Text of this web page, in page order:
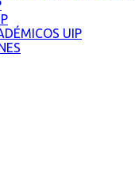
UIP